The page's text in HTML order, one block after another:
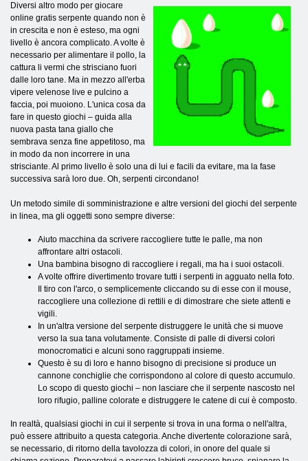
Diversi altro modo per giocare
online gratis serpente quando non è
in crescita e non è esteso, ma ogni
livello è ancora complicato. A volte è
necessario per alimentare il pollo, la
cattura li vermi che strisciano fuori
dalle loro tane. Ma in mezzo all'erba
vipere velenose live e pulcino a
faccia, poi muoiono. L'unica cosa da
fare in questo giochi – guida alla
nuova pasta tana giallo che
sembrava senza fine appetitoso, ma
in modo da non incorrere in una
strisciante. Al primo livello è solo una di lui e facili da evitare, ma la fase
successiva sarà loro due. Oh, serpenti circondano!
Un metodo simile di somministrazione e altre versioni del giochi del serpente
in linea, ma gli oggetti sono sempre diverse:
Aiuto macchina da scrivere raccogliere tutte le palle, ma non
affrontare altri ostacoli.
Una bambina bisogno di raccogliere i regali, ma ha i suoi ostacoli.
A volte offrire divertimento trovare tutti i serpenti in agguato nella foto.
Il tiro con l'arco, o semplicemente cliccando su di esse con il mouse,
raccogliere una collezione di rettili e di dimostrare che siete attenti e
vigili.
In un'altra versione del serpente distruggere le unità che si muove
verso la sua tana volutamente. Consiste di palle di diversi colori
monocromatici e alcuni sono raggruppati insieme.
Questo è su di loro e hanno bisogno di precisione si produce un
cannone conchiglie che corrispondono al colore di questo accumulo.
Lo scopo di questo giochi – non lasciare che il serpente nascosto nel
loro rifugio, palline colorate e distruggere le catene di cui è composto.
In realtà, qualsiasi giochi in cui il serpente si trova in una forma o nell'altra,
può essere attribuito a questa categoria. Anche divertente colorazione sarà,
se necessario, di ritorno della tavolozza di colori, in onore del quale si